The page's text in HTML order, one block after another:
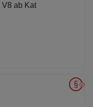
V8 ab Kat